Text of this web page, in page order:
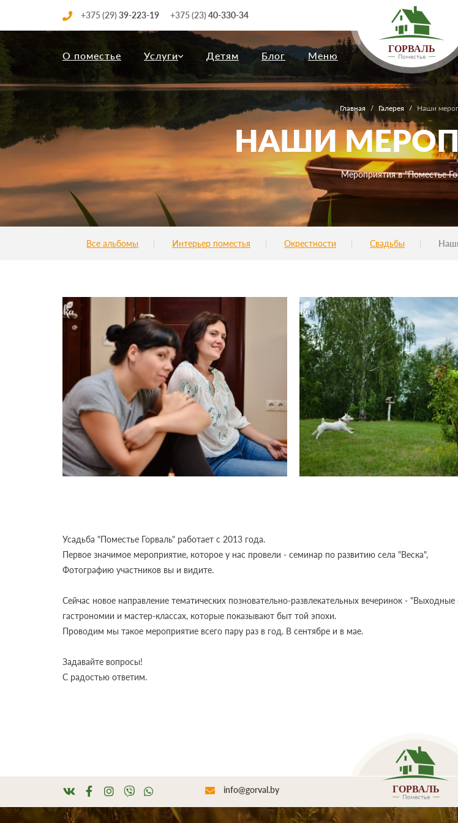
ГОРВАЛЬ
Поместье
+375 (29)39-223-19 +375 (23)40-330-34
О поместье Услуги Детям Блог Меню
Главная / Галерея / Наши
НАШИ
Мероприятия в "Поместье
Все альбомы Интерьер поместья Окрестности Свадьбы
Усадьба "Поместье Горваль" работает с 2013 года.
Первое значимое мероприятие, которое у нас провели - семинар по развитию села "Веска",
Фотографию участников вы и видите.
Сейчас новое направление тематических позновательно-развлекательных вечеринок -
гастрономии и мастер-классах, которые показывают быт той эпохи.
Проводим мы такое мероприятие всего пару раз в год. В сентябре и в мае.
Задавайте вопросы!
С радостью ответим.
ГОРВАЛЬ
Поместье
info@gorval.by